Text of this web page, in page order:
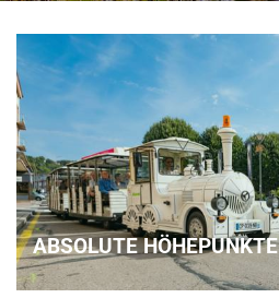
ABSOLUTE HÖHEPUNKTE